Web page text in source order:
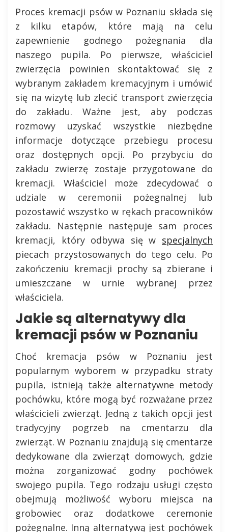
Proces kremacji psów w Poznaniu składa się
z kilku etapów, które mają na celu
zapewnienie godnego pożegnania dla
naszego pupila. Po pierwsze, właściciel
zwierzęcia powinien skontaktować się z
wybranym zakładem kremacyjnym i umówić
się na wizytę lub zlecić transport zwierzęcia
do zakładu. Ważne jest, aby podczas
rozmowy uzyskać wszystkie niezbędne
informacje dotyczące przebiegu procesu
oraz dostępnych opcji. Po przybyciu do
zakładu zwierzę zostaje przygotowane do
kremacji. Właściciel może zdecydować o
udziale w ceremonii pożegnalnej lub
pozostawić wszystko w rękach pracowników
zakładu. Następnie następuje sam proces
kremacji, który odbywa się w specjalnych
piecach przystosowanych do tego celu. Po
zakończeniu kremacji prochy są zbierane i
umieszczane w urnie wybranej przez
właściciela.
Jakie są alternatywy dla
kremacji psów w Poznaniu
Choć kremacja psów w Poznaniu jest
popularnym wyborem w przypadku straty
pupila, istnieją także alternatywne metody
pochówku, które mogą być rozważane przez
właścicieli zwierząt. Jedną z takich opcji jest
tradycyjny pogrzeb na cmentarzu dla
zwierząt. W Poznaniu znajdują się cmentarze
dedykowane dla zwierząt domowych, gdzie
można zorganizować godny pochówek
swojego pupila. Tego rodzaju usługi często
obejmują możliwość wyboru miejsca na
grobowiec oraz dodatkowe ceremonie
pożegnalne. Inną alternatywą jest pochówek